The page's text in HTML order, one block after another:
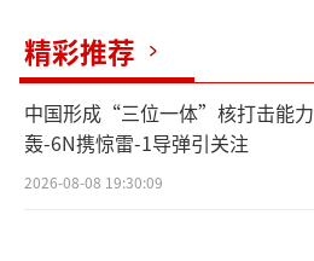
精彩推荐
中国形成“三位一体”核打击能力
轰-6N携惊雷-1导弹引关注
2026-08-08 19:30:09